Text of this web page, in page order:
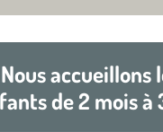
Nous accueillons
de 2 mois à